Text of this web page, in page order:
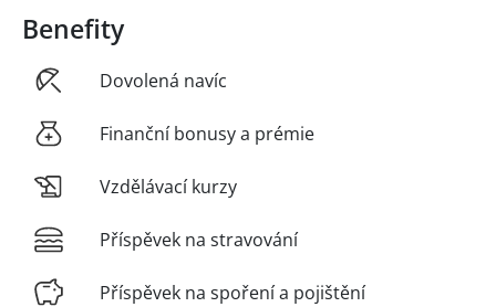
Benefity
Dovolená navíc
Finanční bonusy a prémie
Vzdělávací kurzy
Příspěvek na stravování
Příspěvek na spoření a pojištění